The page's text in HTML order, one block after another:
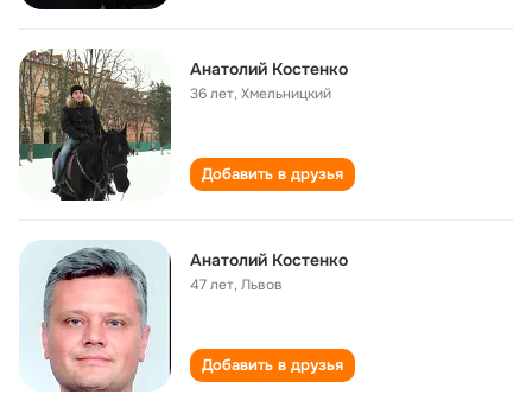
Анатолий Костенко
36 лет,Хмельницкий
Добавить в друзья
Анатолий Костенко
47 лет,Львов
Добавить в друзья